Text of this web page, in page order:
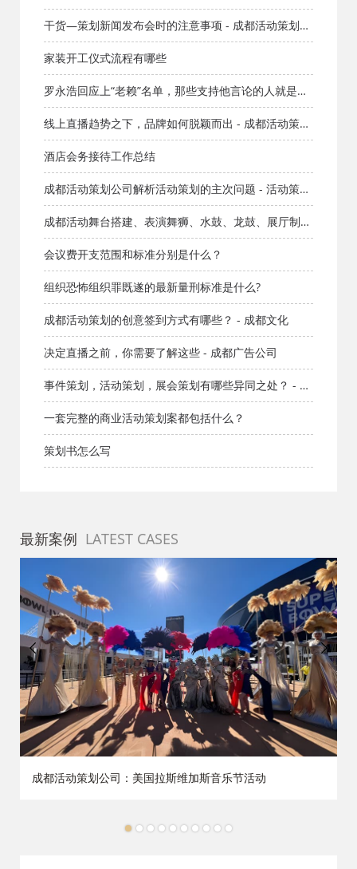
干货—策划新闻发布会时的注意事项 - 成都活动策划公
司
家装开工仪式流程有哪些
罗永浩回应上“老赖”名单，那些支持他言论的人就是在
瞎嗨 - 成都广告公司
线上直播趋势之下，品牌如何脱颖而出 - 成都活动策划
公司
酒店会务接待工作总结
成都活动策划公司解析活动策划的主次问题 - 活动策划
公司
成都活动舞台搭建、表演舞狮、水鼓、龙鼓、展厅制
作、商业演出
会议费开支范围和标准分别是什么？
组织恐怖组织罪既遂的最新量刑标准是什么?
成都活动策划的创意签到方式有哪些？ - 成都文化
决定直播之前，你需要了解这些 - 成都广告公司
事件策划，活动策划，展会策划有哪些异同之处？ - 成
都文化
一套完整的商业活动策划案都包括什么？
策划书怎么写
最新案例 LATEST CASES
成都活动策划公司：美国拉斯维加斯音乐节活动
5 6 7 8 9 10